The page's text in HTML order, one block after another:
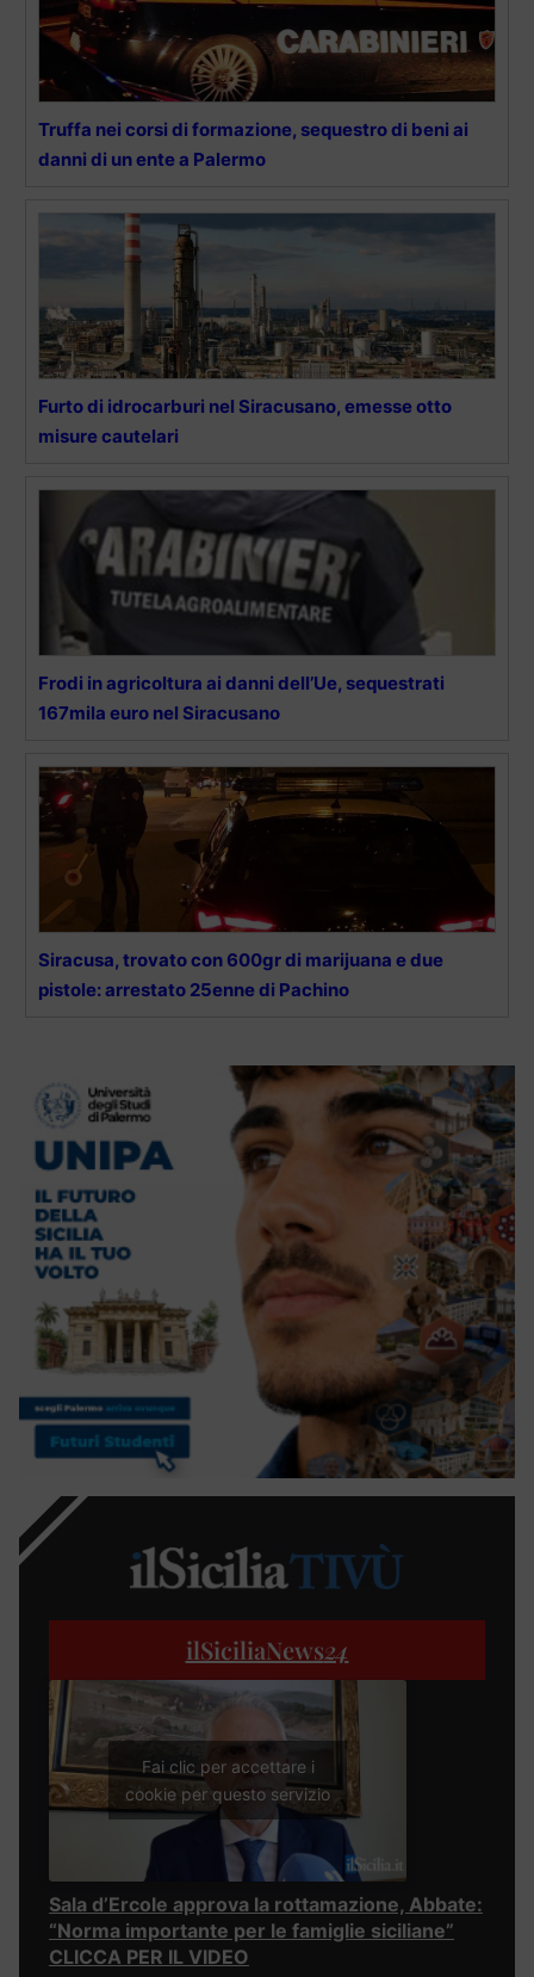
Truffa nei corsi di formazione, sequestro di beni ai
danni di un ente a Palermo
Furto di idrocarburi nel Siracusano, emesse otto
misure cautelari
Frodi in agricoltura ai danni dell’Ue, sequestrati
167mila euro nel Siracusano
Siracusa, trovato con 600gr di marijuana e due
pistole: arrestato 25enne di Pachino
ilSiciliaNews24
Fai clic per accettare i
cookie per questo servizio
Sala d’Ercole approva la rottamazione, Abbate:
“Norma importante per le famiglie siciliane”
CLICCA PER IL VIDEO